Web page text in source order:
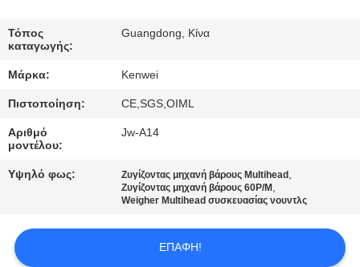
ΠΟΙΟΤΙΚΌΣ
ΕΠΑΦΉ
ΖΗΤΉΣΤΕ
Τόπος
καταγωγής:
Guangdong, Κίνα
Μάρκα: Kenwei
Πιστοποίηση: CE,SGS,OIML
Αριθμό
μοντέλου:
Jw-A14
Υψηλό φως: Ζυγίζοντας μηχανή βάρους Multihead ,
Ζυγίζοντας μηχανή βάρους 60P/M ,
Weigher Multihead συσκευασίας νουντλς
ΕΠΑΦΉ!